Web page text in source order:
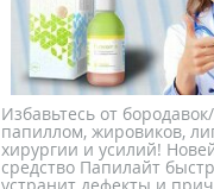
Избавьтесь от бородавок/
папиллом, жировиков,
хирургии и усилий!
средство Папилайт